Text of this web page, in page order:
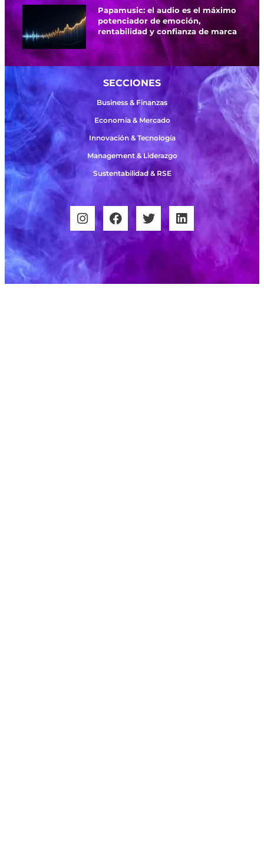
Papamusic: el audio es el máximo
potenciador de emoción,
rentabilidad y confianza de marca
SECCIONES
Business & Finanzas
Economía & Mercado
Innovación & Tecnología
Management & Liderazgo
Sustentabilidad & RSE